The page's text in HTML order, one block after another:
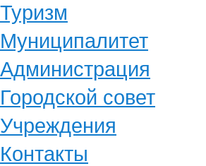
Туризм
Муниципалитет
Администрация
Городской совет
Учреждения
Контакты